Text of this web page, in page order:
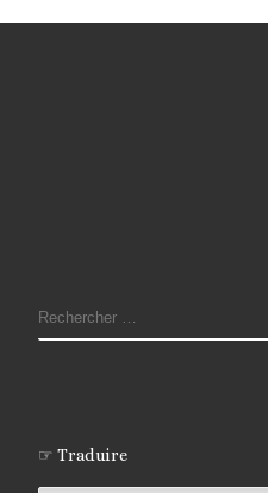
RECHERCHER
☞ Traduire